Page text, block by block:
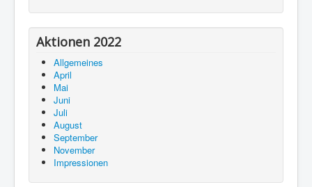
Aktionen 2022
Allgemeines
April
Mai
Juni
Juli
August
September
November
Impressionen